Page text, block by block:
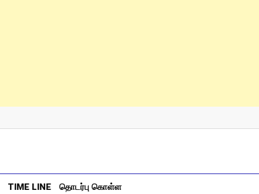
TIME LINE தொடர்பு கொள்ள